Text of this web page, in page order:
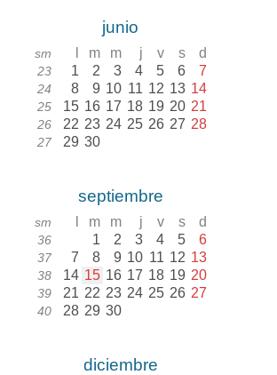
junio
sm m m j v s d
23 1 2 3 4 5 6 7
24 8 9 10 11 12 13 14
25 15 16 17 18 19 20 21
26 22 23 24 25 26 27 28
27 29 30
septiembre
sm m m j v s d
36 1 2 3 4 5 6
37 7 8 9 10 11 12 13
38 14 15 16 17 18 19 20
39 21 22 23 24 25 26 27
40 28 29 30
diciembre